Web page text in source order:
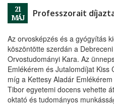
21
MÁJ
Az orvosképzés és a gyógyítás
köszöntötte szerdán a
Orvostudományi Kara. Az
Emlékérem és Jutalomdíjat Kiss
míg a Kettesy Aladár
Tibor egyetemi docens vehette
oktató és tudományos